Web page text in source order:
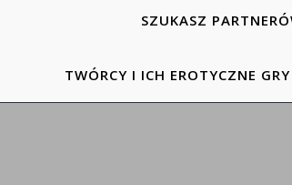
SZUKASZ
TWÓRCY I ICH EROTYCZNE